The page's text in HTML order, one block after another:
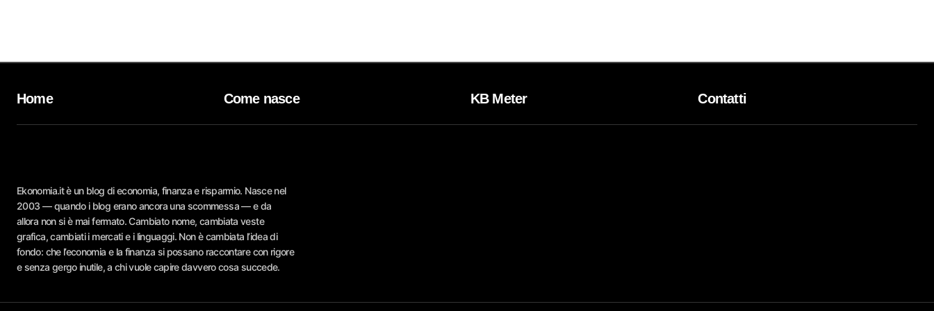
Ekonomia.it è un blog di economia, finanza e risparmio. Nasce nel
2003 — quando i blog erano ancora una scommessa — e da
allora non si è mai fermato. Cambiato nome, cambiata veste
grafica, cambiati i mercati e i linguaggi. Non è cambiata l’idea di
fondo: che l’economia e la finanza si possano raccontare con rigore
e senza gergo inutile, a chi vuole capire davvero cosa succede.
Home Come nasce KB Meter Contatti